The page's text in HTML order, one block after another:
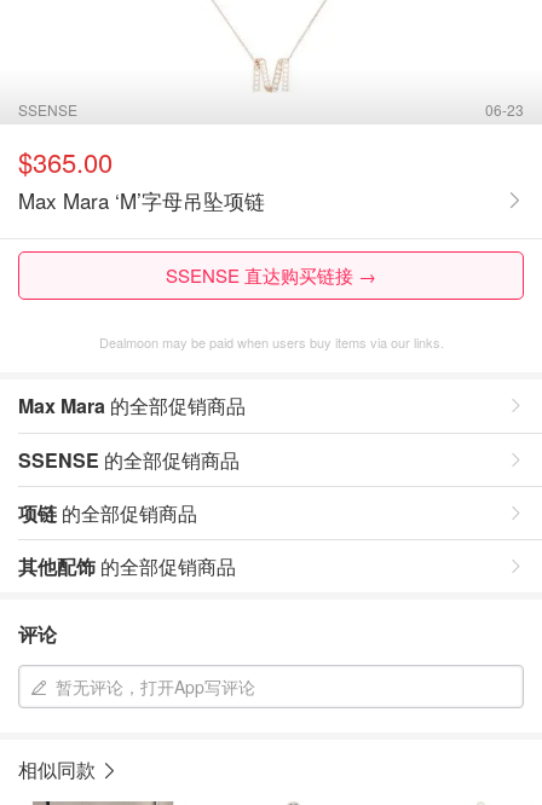
SSENSE 06-23
$365.00
Max Mara ‘M’字母吊坠项链
SSENSE 直达购买链接 →
Dealmoon may be paid when users buy items via our links.
Max Mara 的全部促销商品
SSENSE 的全部促销商品
项链 的全部促销商品
其他配饰 的全部促销商品
评论
暂无评论，打开App写评论
相似同款